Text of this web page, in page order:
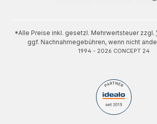
*Alle Preise inkl. gesetzl. Mehrwertsteuer zzgl.
ggf. Nachnahmegebühren, wenn nicht
1994 - 2026 CONCEPT 24